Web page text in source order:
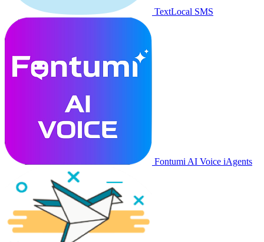
TextLocal SMS
Fontumi AI Voice iAgents